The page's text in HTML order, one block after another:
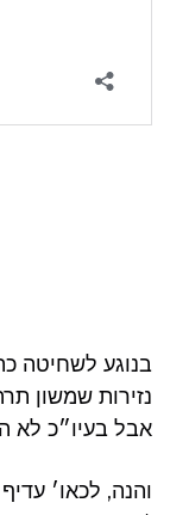
בנוגע לשחיטה
נזירות שמשון
אבל בעיו״כ לא
והנה, לכאו׳